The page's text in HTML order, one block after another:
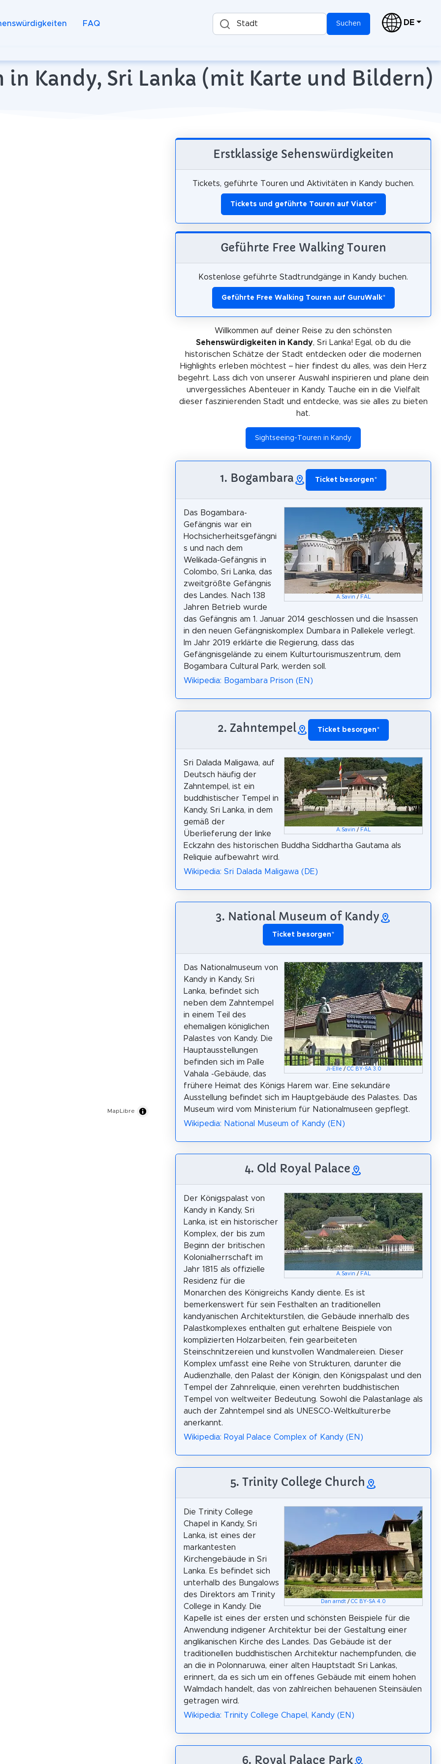
FAQ Stadt Suchen DE
in Kandy, Sri Lanka (mit Karte und Bildern)
MapLibre
Erstklassige Sehenswürdigkeiten
Tickets, geführte Touren und Aktivitäten in Kandy buchen.
Tickets und geführte Touren auf Viator*
Geführte Free Walking Touren
Kostenlose geführte Stadtrundgänge in Kandy buchen.
Geführte Free Walking Touren auf GuruWalk*
Willkommen auf deiner Reise zu den schönsten
Sehenswürdigkeiten in Kandy, Sri Lanka! Egal, ob du die
historischen Schätze der Stadt entdecken oder die modernen
Highlights erleben möchtest – hier findest du alles, was dein Herz
begehrt. Lass dich von unserer Auswahl inspirieren und plane dein
unvergessliches Abenteuer in Kandy. Tauche ein in die Vielfalt
dieser faszinierenden Stadt und entdecke, was sie alles zu bieten
hat.
Sightseeing-Touren in Kandy
1. Bogambara Ticket besorgen*
A.Savin / FAL
Das Bogambara-
Gefängnis war ein
Hochsicherheitsgefängni
s und nach dem
Welikada-Gefängnis in
Colombo, Sri Lanka, das
zweitgrößte Gefängnis
des Landes. Nach 138
Jahren Betrieb wurde
das Gefängnis am 1. Januar 2014 geschlossen und die Insassen
in den neuen Gefängniskomplex Dumbara in Pallekele verlegt.
Im Jahr 2019 erklärte die Regierung, dass das
Gefängnisgelände zu einem Kulturtourismuszentrum, dem
Bogambara Cultural Park, werden soll.
Wikipedia: Bogambara Prison (EN)
2. Zahntempel Ticket besorgen*
A.Savin / FAL
Sri Dalada Maligawa, auf
Deutsch häufig der
Zahntempel, ist ein
buddhistischer Tempel in
Kandy, Sri Lanka, in dem
gemäß der
Überlieferung der linke
Eckzahn des historischen Buddha Siddhartha Gautama als
Reliquie aufbewahrt wird.
Wikipedia: Sri Dalada Maligawa (DE)
3. National Museum of Kandy
Ticket besorgen*
Ji-Elle / CC BY-SA 3.0
Das Nationalmuseum von
Kandy in Kandy, Sri
Lanka, befindet sich
neben dem Zahntempel
in einem Teil des
ehemaligen königlichen
Palastes von Kandy. Die
Hauptausstellungen
befinden sich im Palle
Vahala -Gebäude, das
frühere Heimat des Königs Harem war. Eine sekundäre
Ausstellung befindet sich im Hauptgebäude des Palastes. Das
Museum wird vom Ministerium für Nationalmuseen gepflegt.
Wikipedia: National Museum of Kandy (EN)
4. Old Royal Palace
A.Savin / FAL
Der Königspalast von
Kandy in Kandy, Sri
Lanka, ist ein historischer
Komplex, der bis zum
Beginn der britischen
Kolonialherrschaft im
Jahr 1815 als offizielle
Residenz für die
Monarchen des Königreichs Kandy diente. Es ist
bemerkenswert für sein Festhalten an traditionellen
kandyanischen Architekturstilen, die Gebäude innerhalb des
Palastkomplexes enthalten gut erhaltene Beispiele von
komplizierten Holzarbeiten, fein gearbeiteten
Steinschnitzereien und kunstvollen Wandmalereien. Dieser
Komplex umfasst eine Reihe von Strukturen, darunter die
Audienzhalle, den Palast der Königin, den Königspalast und den
Tempel der Zahnreliquie, einen verehrten buddhistischen
Tempel von weltweiter Bedeutung. Sowohl die Palastanlage als
auch der Zahntempel sind als UNESCO-Weltkulturerbe
anerkannt.
Wikipedia: Royal Palace Complex of Kandy (EN)
5. Trinity College Church
Dan arndt /CC BY-SA 4.0
Die Trinity College
Chapel in Kandy, Sri
Lanka, ist eines der
markantesten
Kirchengebäude in Sri
Lanka. Es befindet sich
unterhalb des Bungalows
des Direktors am Trinity
College in Kandy. Die
Kapelle ist eines der ersten und schönsten Beispiele für die
Anwendung indigener Architektur bei der Gestaltung einer
anglikanischen Kirche des Landes. Das Gebäude ist der
traditionellen buddhistischen Architektur nachempfunden, die
an die in Polonnaruwa, einer alten Hauptstadt Sri Lankas,
erinnert, da es sich um ein offenes Gebäude mit einem hohen
Walmdach handelt, das von zahlreichen behauenen Steinsäulen
getragen wird.
Wikipedia: Trinity College Chapel, Kandy (EN)
6. Royal Palace Park